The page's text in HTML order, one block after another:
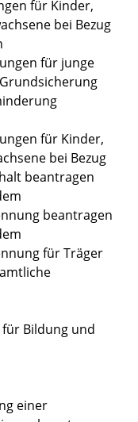
für Kinder,
bei Bezug
für junge
für Kinder,
bei Bezug
beantragen
beantragen
für Träger
Bildung und
einer